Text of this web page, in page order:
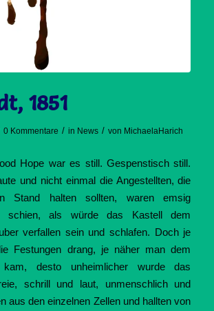
1851
0 Kommentare / in News / von MichaelaHarich
Hope war es still. Gespenstisch still.
und nicht einmal die Angestellten, die
Stand halten sollten, waren emsig
schien, als würde das Kastell dem
verfallen sein und schlafen. Doch je
Festungen drang, je näher man dem
kam, desto unheimlicher wurde das
schrill und laut, unmenschlich und
aus den einzelnen Zellen und hallten von